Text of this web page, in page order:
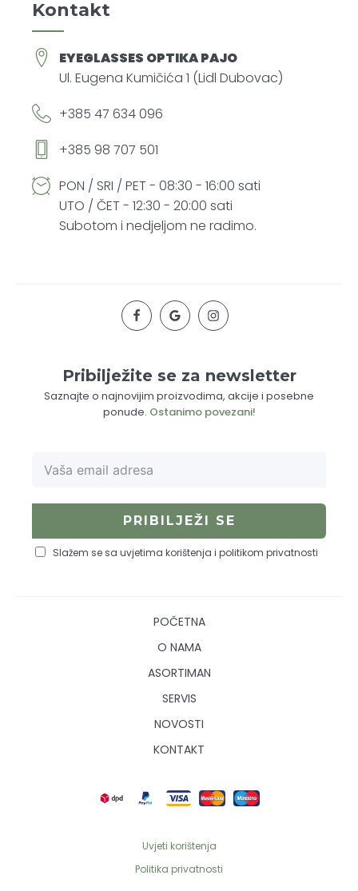
Kontakt
EYEGLASSES OPTIKA PAJO
Ul. Eugena Kumičića 1 (Lidl Dubovac)
+385 47 634 096
+385 98 707 501
PON / SRI / PET - 08:30 - 16:00 sati
UTO / ČET - 12:30 - 20:00 sati
Subotom i nedjeljom ne radimo.
Pribilježite se za newsletter
Saznajte o najnovijim proizvodima, akcije i posebne
ponude. Ostanimo povezani!
PRIBILJEŽI SE
Slažem se sa uvjetima korištenja i politikom privatnosti
POČETNA
O NAMA
ASORTIMAN
SERVIS
NOVOSTI
KONTAKT
Uvjeti korištenja
Politika privatnosti